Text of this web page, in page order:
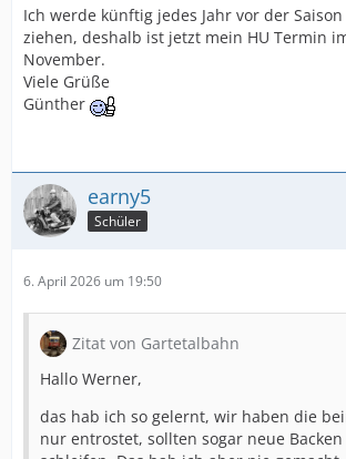
Ich werde künftig jedes Jahr vor der
ziehen, deshalb ist jetzt mein HU Termin
November.
Viele Grüße
Günther
earny5
Schüler
6. April 2026 um 19:50
Zitat von Gartetalbahn
Hallo Werner,
das hab ich so gelernt, wir haben die
nur entrostet, sollten sogar neue